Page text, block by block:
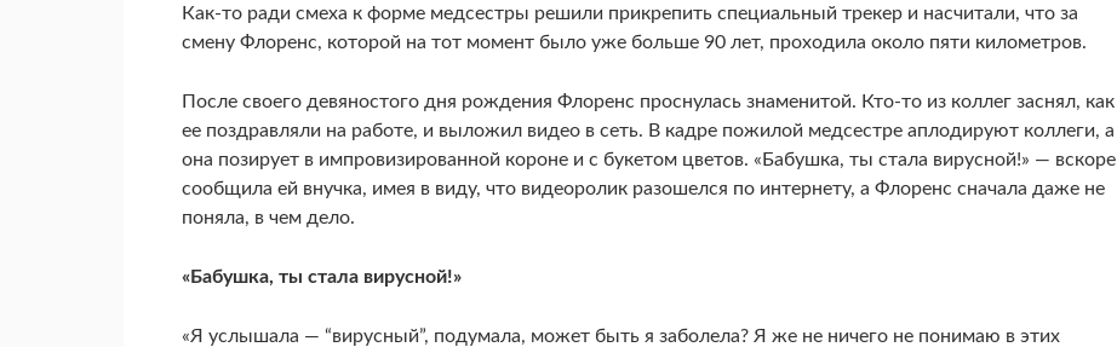
Как-то ради смеха к форме медсестры решили прикрепить специальный трекер и насчитали, что за
смену Флоренс, которой на тот момент было уже больше 90 лет, проходила около пяти километров.
После своего девяностого дня рождения Флоренс проснулась знаменитой. Кто-то из коллег заснял, как
ее поздравляли на работе, и выложил видео в сеть. В кадре пожилой медсестре аплодируют коллеги, а
она позирует в импровизированной короне и с букетом цветов. «Бабушка, ты стала вирусной!» — вскоре
сообщила ей внучка, имея в виду, что видеоролик разошелся по интернету, а Флоренс сначала даже не
поняла, в чем дело.
«Бабушка, ты стала вирусной!»
«Я услышала — “вирусный”, подумала, может быть я заболела? Я же не ничего не понимаю в этих